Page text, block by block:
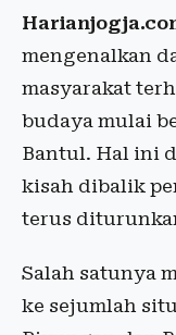
mengenalkan
masyarakat
budaya mulai
Bantul. Hal ini
kisah dibalik
terus
Salah satunya
ke sejumlah